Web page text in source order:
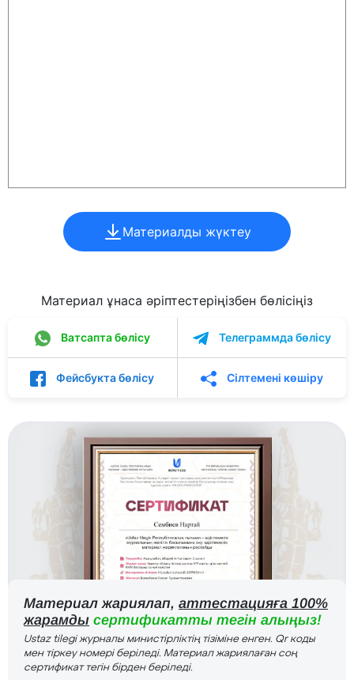
Материалды жүктеу
Материал ұнаса әріптестеріңізбен бөлісіңіз
Ватсапта бөлісу Телеграммда бөлісу
Фейсбукта бөлісу Сілтемені көшіру
Материал жариялап, аттестацияға 100%
жарамды сертификатты тегін алыңыз!
Ustaz tilegi журналы министірліктің тізіміне енген. Qr коды
мен тіркеу номері беріледі. Материал жариялаған соң
сертификат тегін бірден беріледі.